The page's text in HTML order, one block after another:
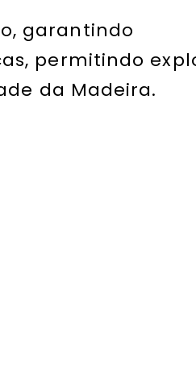
garantindo
permitindo
da Madeira.